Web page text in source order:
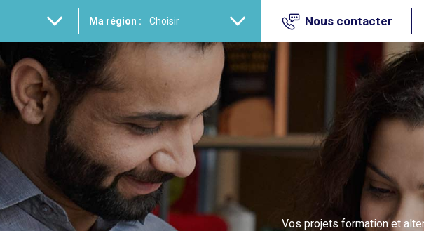
Ma région : Nous contacter
Vos projets formation et